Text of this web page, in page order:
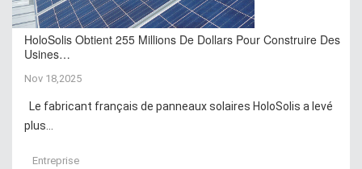
HoloSolis Obtient 255 Millions De Dollars Pour Construire Des
Usines…
Nov 18,2025
Le fabricant français de panneaux solaires HoloSolis a levé
plus...
Entreprise